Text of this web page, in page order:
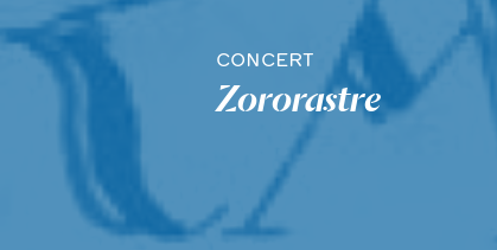
CONCERT
Zororastre